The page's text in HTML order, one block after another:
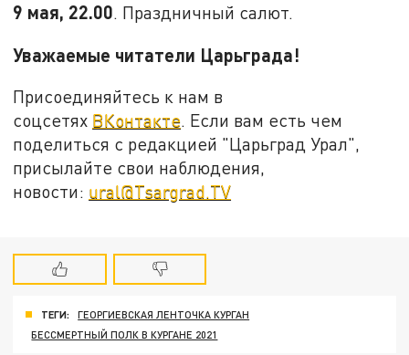
9 мая, 22.00. Праздничный салют.
Уважаемые читатели Царьграда!
Присоединяйтесь к нам в
соцсетях ВКонтакте. Если вам есть чем
поделиться с редакцией "Царьград Урал",
присылайте свои наблюдения,
новости: ural@Tsargrad.TV
ТЕГИ:
ГЕОРГИЕВСКАЯ ЛЕНТОЧКА КУРГАН
БЕССМЕРТНЫЙ ПОЛК В КУРГАНЕ 2021